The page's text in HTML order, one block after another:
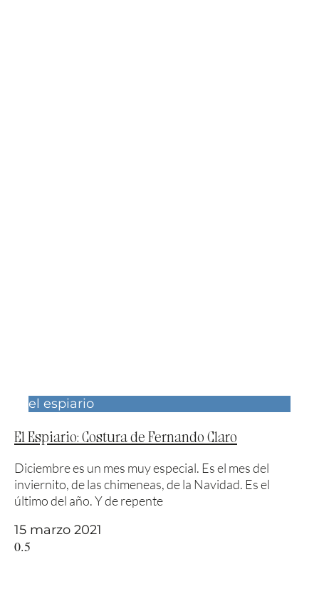
el espiario
El Espiario: Costura de Fernando Claro
Diciembre es un mes muy especial. Es el mes del
inviernito, de las chimeneas, de la Navidad. Es el
último del año. Y de repente
15 marzo 2021